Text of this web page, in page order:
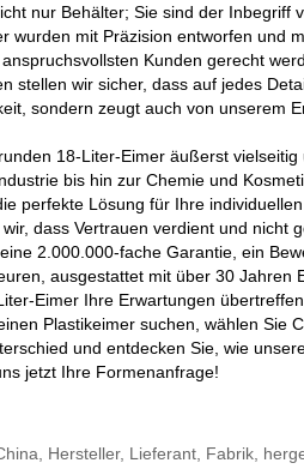
nur Behälter; Sie sind der Inbegriff
wurden mit Präzision entworfen und
Kunden gerecht
stellen wir sicher, dass auf jedes
sondern zeugt auch von unserem
18-Liter-Eimer äußerst
bis hin zur Chemie und
perfekte Lösung für Ihre
dass Vertrauen verdient und
2.000.000-fache Garantie, ein
ausgestattet mit über 30
Eimer Ihre Erwartungen übertreffen.
Plastikeimer suchen, wählen Sie
und entdecken Sie, wie
jetzt Ihre Formenanfrage!
Hersteller, Lieferant, Fabrik,